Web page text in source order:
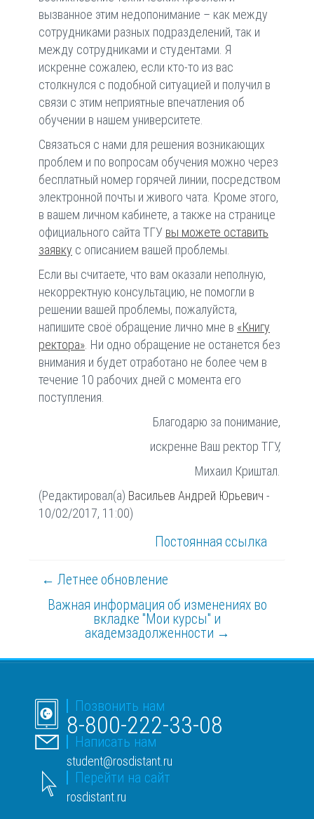
вызванное этим недопонимание – как между
сотрудниками разных подразделений, так и
между сотрудниками и студентами. Я
искренне сожалею, если кто-то из вас
столкнулся с подобной ситуацией и получил в
связи с этим неприятные впечатления об
обучении в нашем университете.
Связаться с нами для решения возникающих
проблем и по вопросам обучения можно через
бесплатный номер горячей линии, посредством
электронной почты и живого чата. Кроме этого,
в вашем личном кабинете, а также на странице
официального сайта ТГУ вы можете оставить
заявку с описанием вашей проблемы.
Если вы считаете, что вам оказали неполную,
некорректную консультацию, не помогли в
решении вашей проблемы, пожалуйста,
напишите своё обращение лично мне в «Книгу
ректора». Ни одно обращение не останется без
внимания и будет отработано не более чем в
течение 10 рабочих дней с момента его
поступления.
Благодарю за понимание,
искренне Ваш ректор ТГУ,
Михаил Криштал.
(Редактировал(а) Васильев Андрей Юрьевич -
10/02/2017, 11:00)
Постоянная ссылка
← Летнее обновление
Важная информация об изменениях во
вкладке "Мои курсы" и
академзадолженности →
Позвонить нам
8-800-222-33-08
Написать нам
student@rosdistant.ru
Перейти на сайт
rosdistant.ru